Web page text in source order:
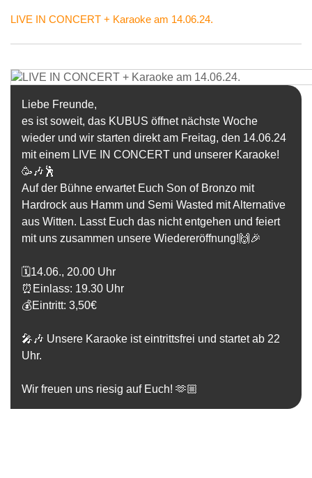
LIVE IN CONCERT + Karaoke am 14.06.24.
Liebe Freunde,
es ist soweit, das KUBUSöffnet nächste Woche
wieder und wir starten direkt am Freitag, den 14.06.24
mit einem LIVE IN CONCERT und unserer Karaoke!
🥳🎶🕺
Auf der Bühne erwartet Euch Son of Bronzo mit
Hardrock aus Hamm und Semi Wasted mit Alternative
aus Witten. Lasst Euch das nicht entgehen und feiert
mit uns zusammen unsere Wiedereröffnung!🙌🎉
🗓️14.06., 20.00 Uhr
⏰Einlass: 19.30 Uhr
💰Eintritt: 3,50€
🎤🎶 Unsere Karaoke ist eintrittsfrei und startet ab 22
Uhr.
Wir freuen uns riesig auf Euch! 🫶🏼